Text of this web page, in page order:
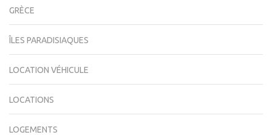
GRÈCE
ÎLES PARADISIAQUES
LOCATION VÉHICULE
LOCATIONS
LOGEMENTS